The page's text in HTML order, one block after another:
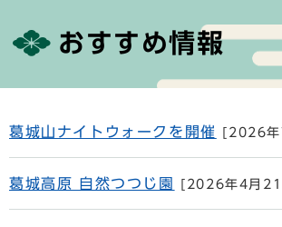
おすすめ情報
葛城山ナイトウォークを開催 [2026年
葛城高原 自然つつじ園 [2026年4月21